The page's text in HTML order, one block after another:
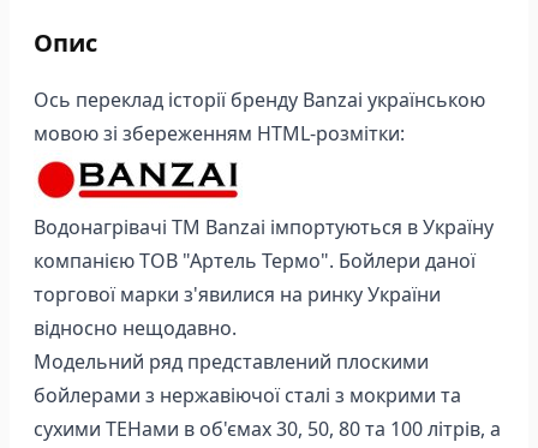
Опис
Ось переклад історії бренду Banzai українською
мовою зі збереженням HTML-розмітки:
Водонагрівачі ТМ Banzai імпортуються в Україну
компанією ТОВ "Артель Термо". Бойлери даної
торгової марки з'явилися на ринку України
відносно нещодавно.
Модельний ряд представлений плоскими
бойлерами з нержавіючої сталі з мокрими та
сухими ТЕНами в об'ємах 30, 50, 80 та 100 літрів, а